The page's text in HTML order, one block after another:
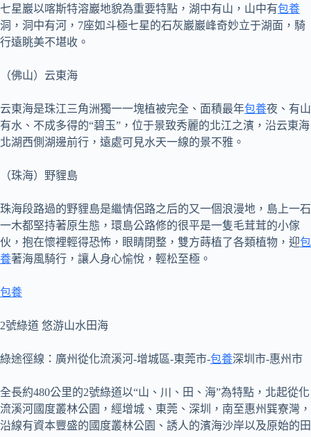
七星巖以喀斯特溶巖地貌為重要特點，湖中有山，山中有包養
洞，洞中有河，7座如斗極七星的石灰巖巖峰奇妙立于湖面，騎
行遠眺美不堪收。
（佛山）云東海
云東海是珠江三角洲獨一一塊植被完全、面積最年包養夜、有山
有水、不成多得的“碧玉”，位于景致秀麗的北江之濱，沿云東海
北湖西側湖邊前行，遠處可見水天一線的景不雅。
（珠海）野貍島
珠海段路過的野貍島是繼情侶路之后的又一個浪漫地，島上一石
一木都堅持著原生態，環島公路修的很平是一隻毛茸茸的小傢
伙，抱在懷裡輕得恐怖，眼睛閉整，雙方蒔植了各類植物，迎包
養著海風騎行，讓人身心愉悅，輕松至極。
包養
2號綠道 悠游山水田海
綠途徑線：廣州從化流溪河-增城區-東莞市-包養深圳市-惠州市
全長約480公里的2號綠道以“山、川、田、海”為特點，北起從化
流溪河國度叢林公園，經增城、東莞、深圳，南至惠州巽寮灣，
沿線有資本豐盛的國度叢林公園、誘人的濱海沙岸以及原始的田